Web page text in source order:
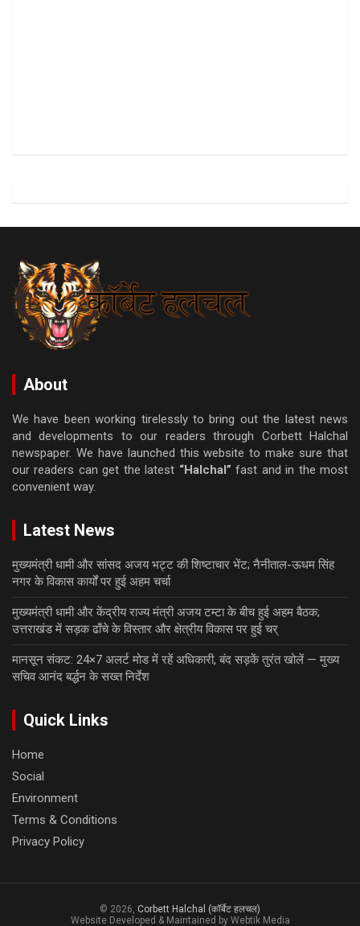
About
We have been working tirelessly to bring out the latest news
and developments to our readers through Corbett Halchal
newspaper. We have launched this website to make sure that
our readers can get the latest “Halchal” fast and in the most
convenient way.
Latest News
मुख्यमंत्री धामी और सांसद अजय भट्ट की शिष्टाचार भेंट; नैनीताल-ऊधम सिंह
नगर के विकास कार्यों पर हुई अहम चर्चा
मुख्यमंत्री धामी और केंद्रीय राज्य मंत्री अजय टम्टा के बीच हुई अहम बैठक;
उत्तराखंड में सड़क ढाँचे के विस्तार और क्षेत्रीय विकास पर हुई चर्
मानसून संकट: 24×7 अलर्ट मोड में रहें अधिकारी, बंद सड़कें तुरंत खोलें — मुख्य
सचिव आनंद बर्द्धन के सख्त निर्देश
Quick Links
Home
Social
Environment
Terms & Conditions
Privacy Policy
© 2026, Corbett Halchal (कॉर्बेट हलचल)
Website Developed & Maintained by Webtik Media